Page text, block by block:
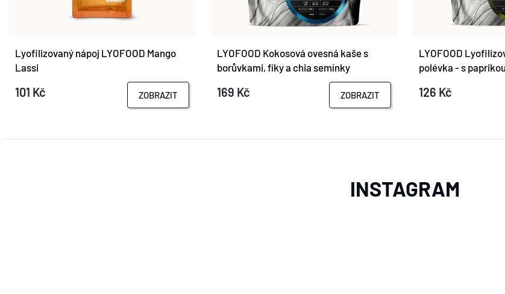
Lyofilizovaný nápoj LYOFOOD Mango
Lassi
101 Kč ZOBRAZIT
LYOFOOD Kokosová ovesná kaše s
borůvkami, fíky a chia semínky
169 Kč ZOBRAZIT
LYOFOOD
polévka - s paprikou
126 Kč
INSTAGRAM